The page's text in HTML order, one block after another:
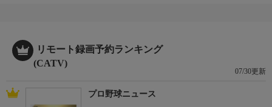
リモート録画予約ランキング
(CATV)
07/30更新
プロ野球ニュース